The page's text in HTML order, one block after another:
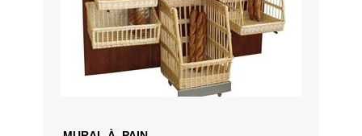
AJOUTER AU DEVIS